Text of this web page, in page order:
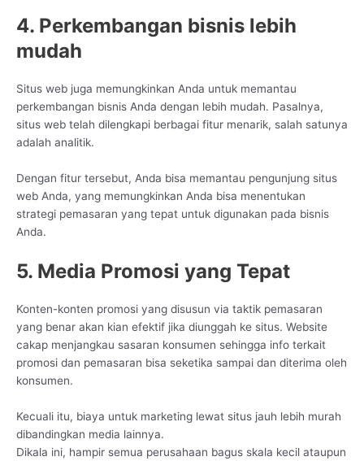
4. Perkembangan bisnis lebih
mudah
Situs web juga memungkinkan Anda untuk memantau
perkembangan bisnis Anda dengan lebih mudah. Pasalnya,
situs web telah dilengkapi berbagai fitur menarik, salah satunya
adalah analitik.
Dengan fitur tersebut, Anda bisa memantau pengunjung situs
web Anda, yang memungkinkan Anda bisa menentukan
strategi pemasaran yang tepat untuk digunakan pada bisnis
Anda.
5. Media Promosi yang Tepat
Konten-konten promosi yang disusun via taktik pemasaran
yang benar akan kian efektif jika diunggah ke situs. Website
cakap menjangkau sasaran konsumen sehingga info terkait
promosi dan pemasaran bisa seketika sampai dan diterima oleh
konsumen.
Kecuali itu, biaya untuk marketing lewat situs jauh lebih murah
dibandingkan media lainnya.
Dikala ini, hampir semua perusahaan bagus skala kecil ataupun